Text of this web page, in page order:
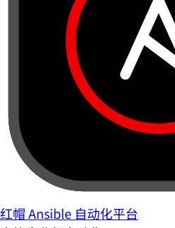
红帽 Ansible 自动化平台